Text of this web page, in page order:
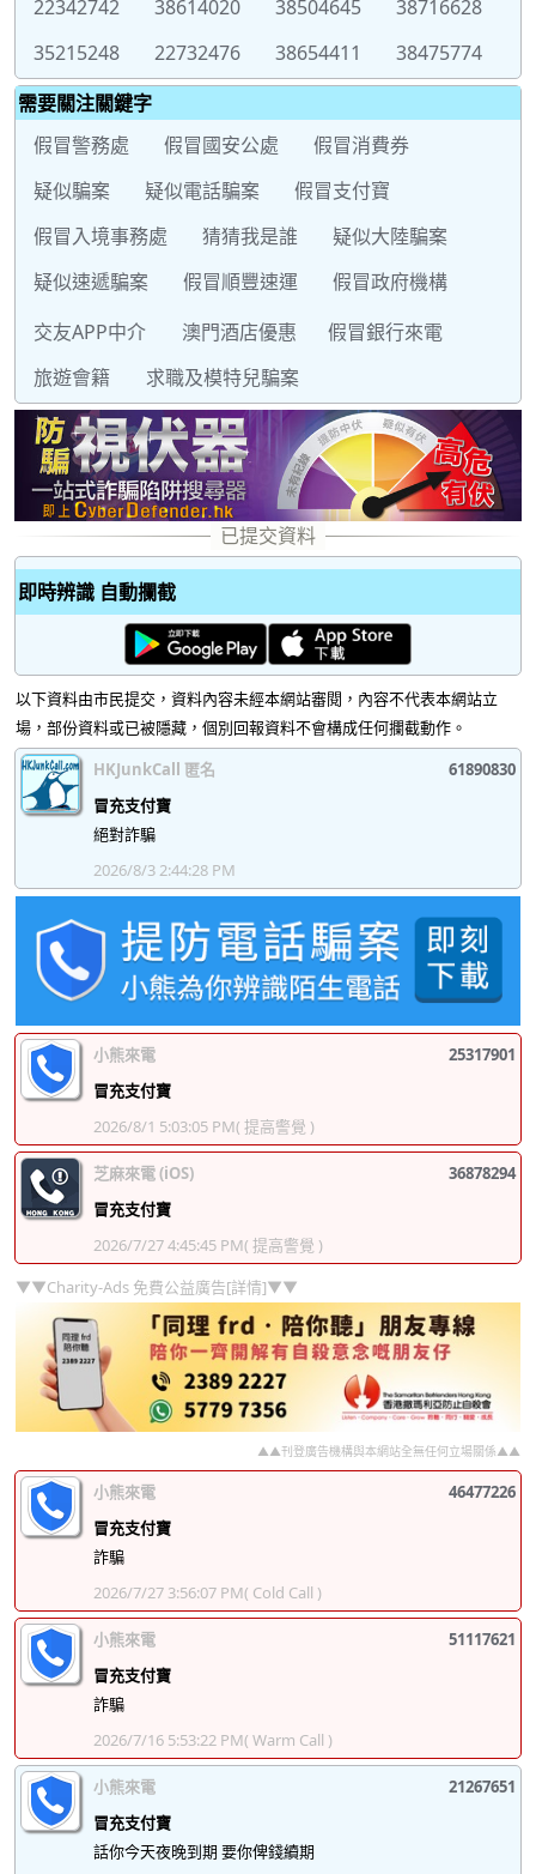
22342742 38614020 38504645
38716628
35215248
22732476 38654411
38475774
需要關注關鍵字
假冒警務處
假冒國安公處
假冒消費券
疑似騙案
疑似電話騙案
假冒支付寶
假冒入境事務處
猜猜我是誰
疑似大陸騙案
疑似速遞騙案
假冒順豐速運
假冒政府機構
交友APP中介
澳門酒店優惠
假冒銀行來電
旅遊會籍
求職及模特兒騙案
即時辨識 自動攔截
以下資料由市民提交，資料內容未經本網站審閱，內容不代表本網站立
場，部份資料或已被隱藏，個別回報資料不會構成任何攔截動作。
HKJunkCall 匿名
61890830
冒充支付寶
絕對詐騙
2026/8/3 2:44:28 PM
小熊來電
25317901
冒充支付寶
2026/8/1 5:03:05 PM( 提高警覺 )
芝麻來電 (iOS)
36878294
冒充支付寶
2026/7/27 4:45:45 PM( 提高警覺 )
▼▼Charity-Ads 免費公益廣告[詳情]▼▼
▲▲刊登廣告機構與本網站全無任何立場關係▲▲
小熊來電
46477226
冒充支付寶
詐騙
2026/7/27 3:56:07 PM( Cold Call )
小熊來電
51117621
冒充支付寶
詐騙
2026/7/16 5:53:22 PM( Warm Call )
小熊來電
21267651
冒充支付寶
話你今天夜晚到期 要你俾錢續期